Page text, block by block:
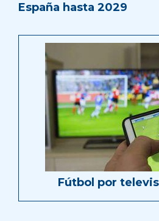
España hasta 2029
Fútbol por